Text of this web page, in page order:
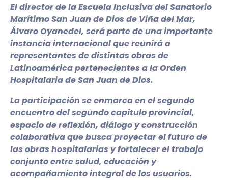
El director de la Escuela Inclusiva del Sanatorio
Marítimo San Juan de Dios de Viña del Mar,
Álvaro Oyanedel, será parte de una importante
instancia internacional que reunirá a
representantes de distintas obras de
Latinoamérica pertenecientes a la Orden
Hospitalaria de San Juan de Dios.
La participación se enmarca en el segundo
encuentro del segundo capítulo provincial,
espacio de reflexión, diálogo y construcción
colaborativa que busca proyectar el futuro de
las obras hospitalarias y fortalecer el trabajo
conjunto entre salud, educación y
acompañamiento integral de los usuarios.